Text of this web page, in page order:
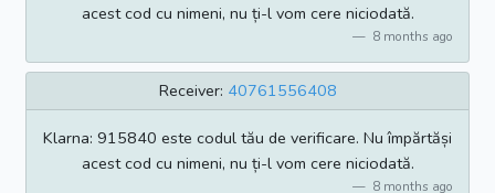
acest cod cu nimeni, nu ți-l vom cere niciodată.
8 months ago
Receiver: 40761556408
Klarna: 915840 este codul tău de verificare. Nu împărtăși
acest cod cu nimeni, nu ți-l vom cere niciodată.
8 months ago